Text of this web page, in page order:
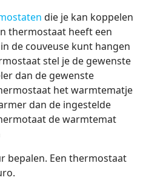
die je kan koppelen
thermostaat heeft een
de couveuse kunt hangen
stel je de gewenste
dan de gewenste
het warmtematje
dan de ingestelde
de warmtemat
bepalen. Een thermostaat